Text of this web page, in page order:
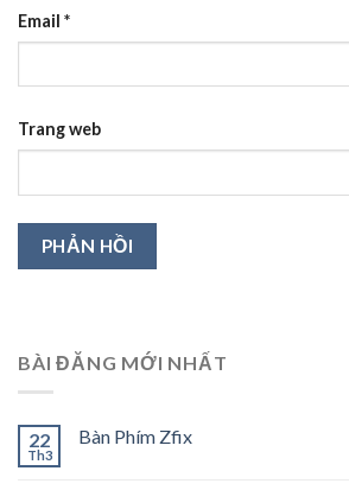
Email *
Trang web
BÀI ĐĂNG MỚI NHẤT
22
Th3
Bàn Phím Zfix